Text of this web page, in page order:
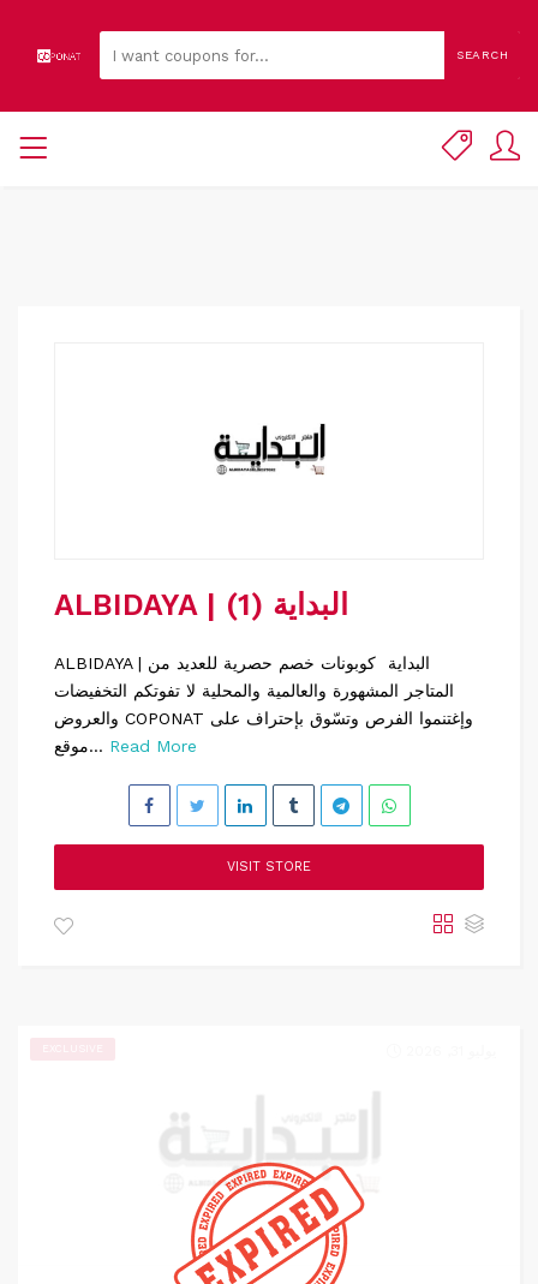
SEARCH
ALBIDAYA | البداية (1)
ALBIDAYA | البداية كوبونات خصم حصرية للعديد من
المتاجر المشهورة والعالمية والمحلية لا تفوتكم التخفيضات
والعروض COPONAT وإغتنموا الفرص وتسّوق بإحتراف على
موقع... Read More
VISIT STORE